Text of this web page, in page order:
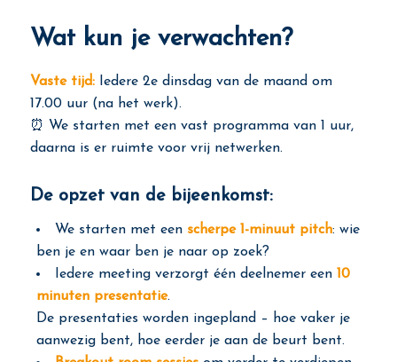
Wat kun je verwachten?
Vaste tijd:Iedere 2e dinsdag van de maand om
17.00 uur (na het werk).
⏰ We starten met een vast programma van 1 uur,
daarna is er ruimte voor vrij netwerken.
De opzet van de bijeenkomst:
We starten met een scherpe 1-minuut pitch: wie
ben je en waar ben je naar op zoek?
Iedere meeting verzorgt één deelnemer een 10
minuten presentatie.
De presentaties worden ingepland – hoe vaker je
aanwezig bent, hoe eerder je aan de beurt bent.